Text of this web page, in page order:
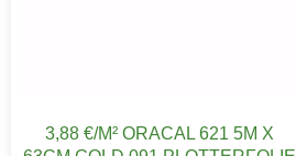
3,88 €/M² ORACAL 621 5M X